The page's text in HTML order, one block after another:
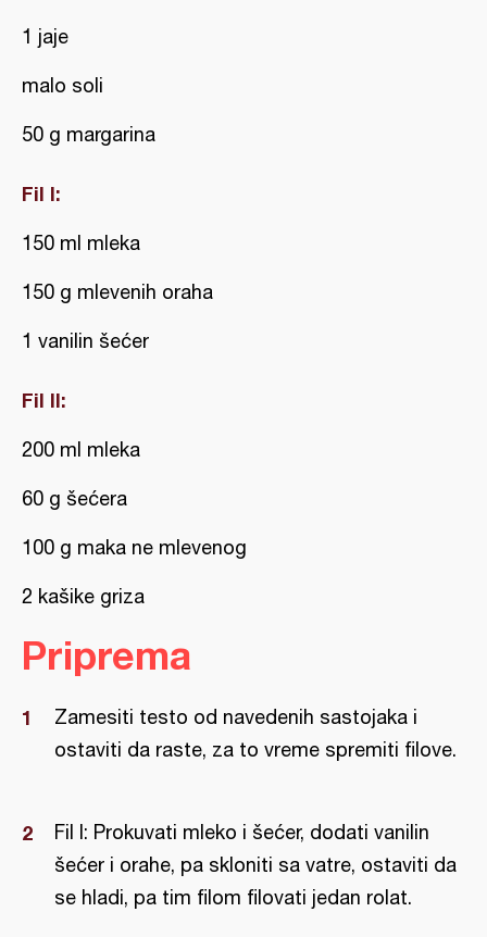
1 jaje
malo soli
50 g margarina
Fil I:
150 ml mleka
150 g mlevenih oraha
1 vanilin šećer
Fil II:
200 ml mleka
60 g šećera
100 g maka ne mlevenog
2 kašike griza
Priprema
Zamesiti testo od navedenih sastojaka i
ostaviti da raste, za to vreme spremiti filove.
Fil I: Prokuvati mleko i šećer, dodati vanilin
šećer i orahe, pa skloniti sa vatre, ostaviti da
se hladi, pa tim filom filovati jedan rolat.